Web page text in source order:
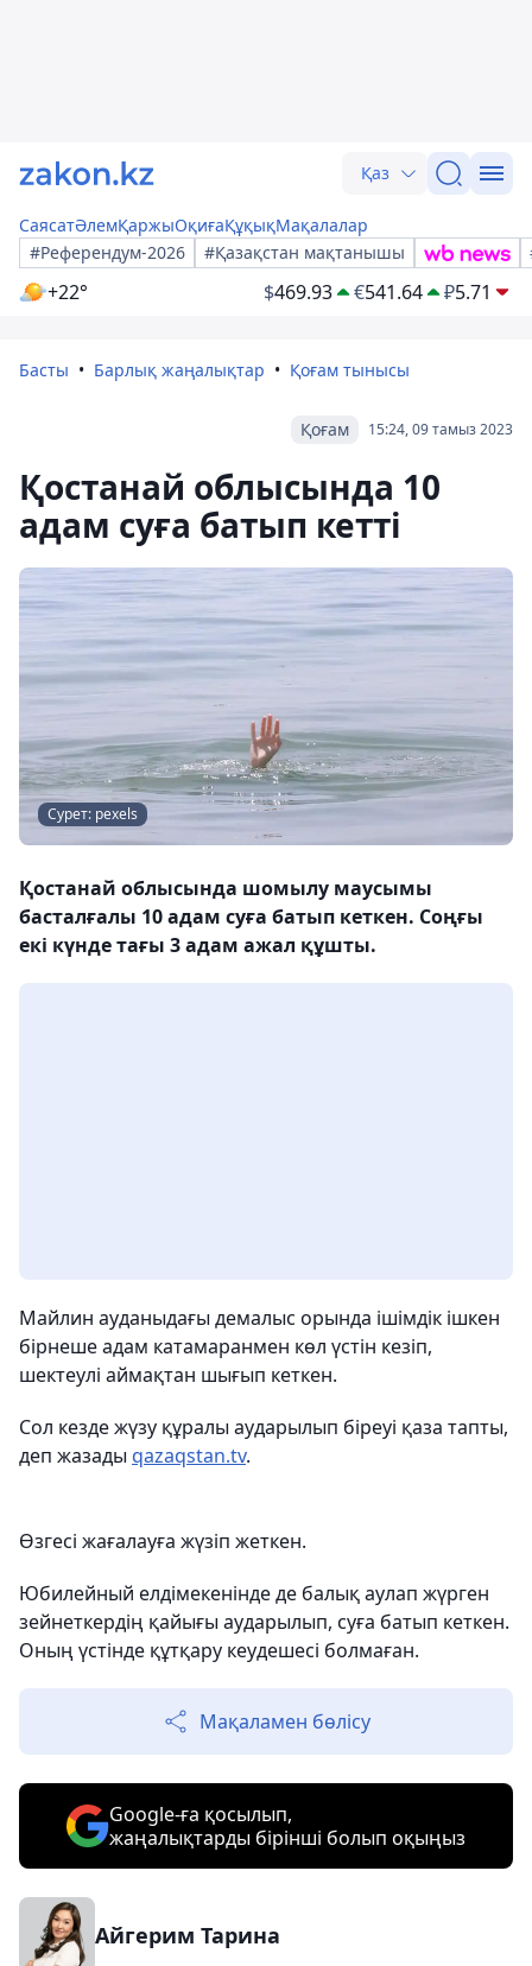
Қаз
СаясатӘлемҚаржыОқиғаҚұқықМақалалар
#Референдум-2026
#Қазақстан мақтанышы
+22° $469.93 €541.64 ₽5.71
Басты Барлық жаңалықтар Қоғам тынысы
15:24, 09 тамыз 2023
Қоғам
Қостанай облысында 10
адам суға батып кетті
Сурет: pexels
Қостанай облысында шомылу маусымы
басталғалы 10 адам суға батып кеткен. Соңғы
екі күнде тағы 3 адам ажал құшты.
Майлин ауданыдағы демалыс орында ішімдік ішкен
бірнеше адам катамаранмен көл үстін кезіп,
шектеулі аймақтан шығып кеткен.
Сол кезде жүзу құралы аударылып біреуі қаза тапты,
деп жазады qazaqstan.tv.
Өзгесі жағалауға жүзіп жеткен.
Юбилейный елдімекенінде де балық аулап жүрген
зейнеткердің қайығы аударылып, суға батып кеткен.
Оның үстінде құтқару кеудешесі болмаған.
Мақаламен бөлісу
Google-ға қосылып,
жаңалықтарды бірінші болып оқыңыз
Айгерим Тарина